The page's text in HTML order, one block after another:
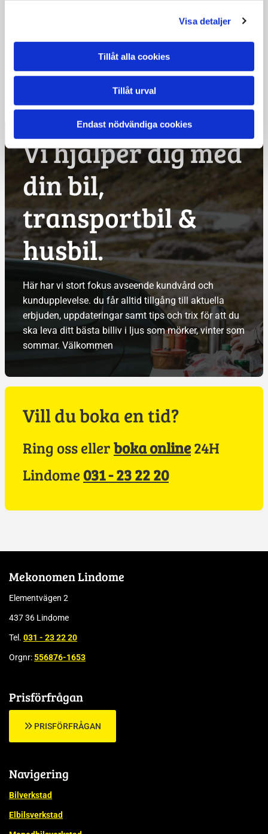
Visa detaljer
Tillåt alla cookies
Tillåt urval
Endast nödvändiga cookies
Välkommen till Mekonomen
Bilverkstad
Vi hjälper dig med
din bil,
transportbil &
husbil.
Här har vi stort fokus avseende kundvård och
kundupplevelse. du får alltid tillgång till aktuella
erbjuden, uppdateringar samt tips och trix för att du
ska leva ditt bästa billiv i ljus som mörker, vinter som
sommar. Välkommen
Vill du boka en tid?
Ring oss ellerboka online24H
Lindome031 - 23 22 20
Mekonomen Lindome
Elementvägen 2
437 36 Lindome
Tel. 031 - 23 22 20
Orgnr:556876-1653
Prisförfrågan
PRISFÖRFRÅGAN
Navigering
Bilverkstad
Elbilsverkstad